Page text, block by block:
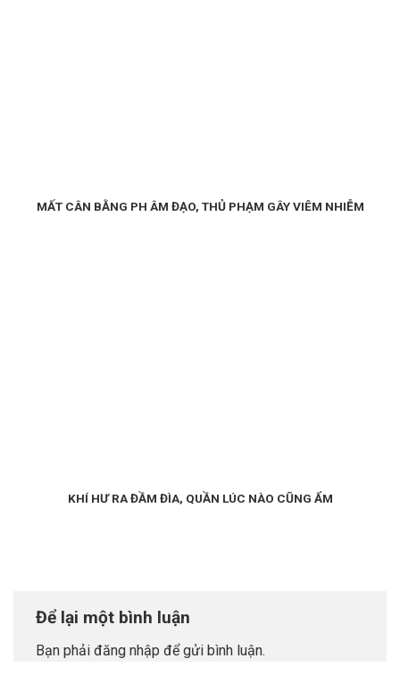
MẤT CÂN BẰNG PH ÂM ĐẠO, THỦ PHẠM GÂY VIÊM NHIỄM
KHÍ HƯ RA ĐẦM ĐÌA, QUẦN LÚC NÀO CŨNG ẨM
Để lại một bình luận
Bạn phải đăng nhập để gửi bình luận.